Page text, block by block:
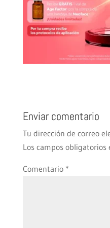
Enviar comentario
Tu dirección de correo
Los campos obligatorios
Comentario *